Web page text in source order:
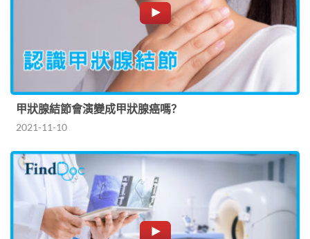
甲狀腺結節會演變成甲狀腺癌嗎？
2021-11-10